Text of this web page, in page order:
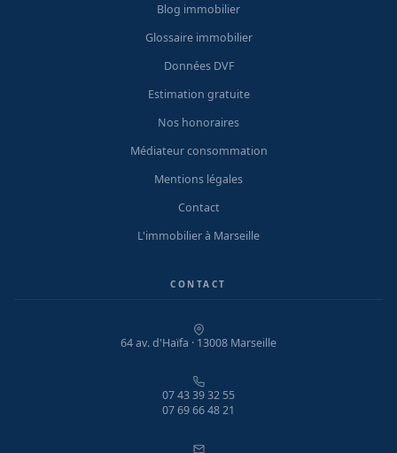
Blog immobilier
Glossaire immobilier
Données DVF
Estimation gratuite
Nos honoraires
Médiateur consommation
Mentions légales
Contact
L'immobilier à Marseille
CONTACT
64 av. d'Haïfa · 13008 Marseille
07 43 39 32 55
07 69 66 48 21